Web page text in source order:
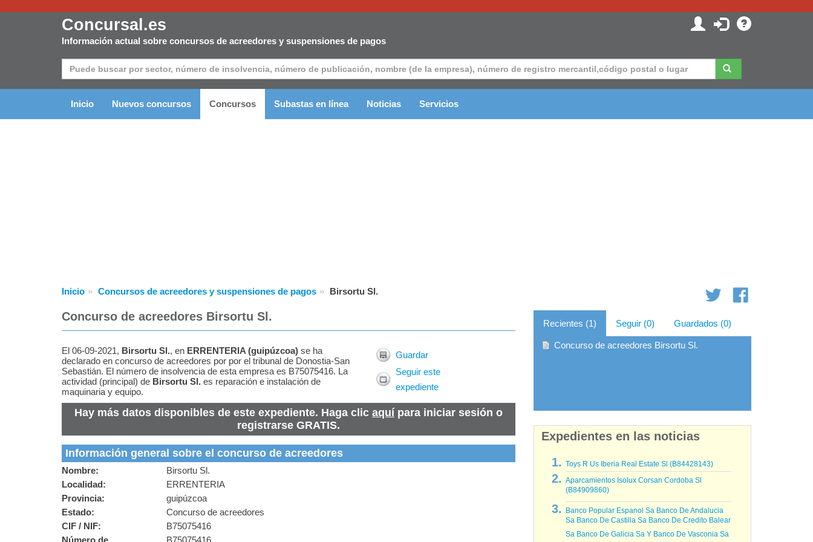
Concursal.es
Información actual sobre concursos de acreedores y suspensiones de pagos
Inicio Nuevos concursos Concursos Subastas en línea Noticias Servicios
Inicio Concursos de acreedores y suspensiones de pagos Birsortu Sl.
Concurso de acreedores Birsortu Sl.
El 06-09-2021, Birsortu Sl., en ERRENTERIA (guipúzcoa) se ha
declarado en concurso de acreedores por por el tribunal de Donostia-San
Sebastián. El número de insolvencia de esta empresa es B75075416. La
actividad (principal) de Birsortu Sl. es reparación e instalación de
maquinaria y equipo.
Guardar
Seguir este
expediente
Hay más datos disponibles de este expediente. Haga clic aquí para iniciar sesión o
registrarse GRATIS.
Información general sobre el concurso de acreedores
Nombre:
Birsortu Sl.
Localidad:
ERRENTERIA
Provincia:
guipúzcoa
Estado:
Concurso de acreedores
CIF / NIF:
B75075416
Número de
B75075416
Recientes (1) Seguir (0) Guardados (0)
Concurso de acreedores Birsortu Sl.
Expedientes en las noticias
Toys R Us Iberia Real Estate Sl (B84428143)
Aparcamientos Isolux Corsan Cordoba Sl
(B84909860)
Banco Popular Espanol Sa Banco De Andalucia
Sa Banco De Castilla Sa Banco De Credito Balear
Sa Banco De Galicia Sa Y Banco De Vasconia Sa